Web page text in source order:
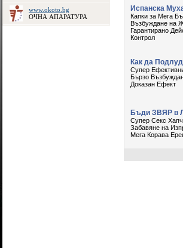
www.okoto.bg
ОЧНА АПАРАТУРА